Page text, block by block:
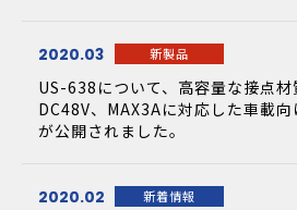
US-638について、高容量な接点材
DC48V、MAX3Aに対応した車載
が公開されました。
新製品
2020.03
新着情報
2020.02